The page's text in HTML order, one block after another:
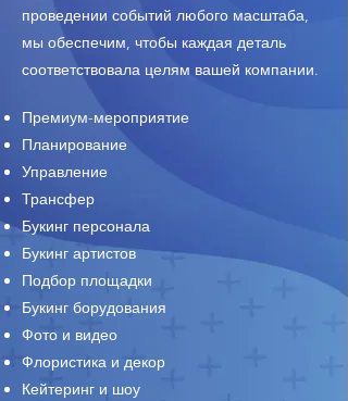
проведении событий любого масштаба,
мы обеспечим, чтобы каждая деталь
соответствовала целям вашей компании.
Премиум-мероприятие
Планирование
Управление
Трансфер
Букинг персонала
Букинг артистов
Подбор площадки
Букинг борудования
Фото и видео
Флористика и декор
Кейтеринг и шоу